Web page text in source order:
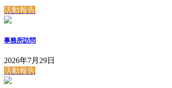
活動報告
事務所訪問
2026年7月29日
活動報告